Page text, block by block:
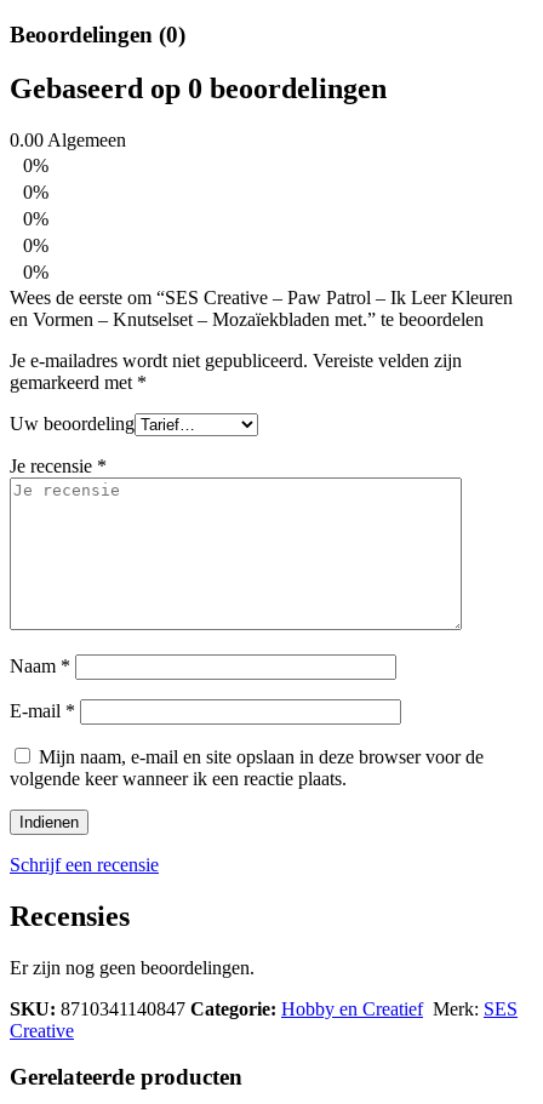
Beoordelingen (0)
Gebaseerd op 0 beoordelingen
0.00 Algemeen
0%
0%
0%
0%
0%
Wees de eerste om “SES Creative – Paw Patrol – Ik Leer Kleuren
en Vormen – Knutselset – Mozaïekbladen met.” te beoordelen
Je e-mailadres wordt niet gepubliceerd. Vereiste velden zijn
gemarkeerd met *
Uw beoordeling
Je recensie *
Naam *
E-mail *
Mijn naam, e-mail en site opslaan in deze browser voor de
volgende keer wanneer ik een reactie plaats.
Schrijf een recensie
Recensies
Er zijn nog geen beoordelingen.
SKU: 8710341140847 Categorie: Hobby en Creatief Merk: SES
Creative
Gerelateerde producten